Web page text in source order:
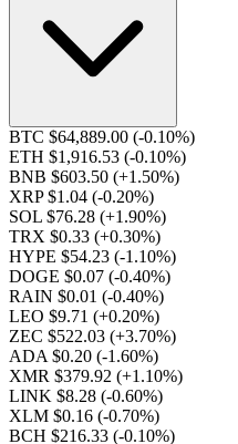
BTC $64,889.00 (-0.10%)
ETH $1,916.53 (-0.10%)
BNB $603.50 (+1.50%)
XRP $1.04 (-0.20%)
SOL $76.28 (+1.90%)
TRX $0.33 (+0.30%)
HYPE $54.23 (-1.10%)
DOGE $0.07 (-0.40%)
RAIN $0.01 (-0.40%)
LEO $9.71 (+0.20%)
ZEC $522.03 (+3.70%)
ADA $0.20 (-1.60%)
XMR $379.92 (+1.10%)
LINK $8.28 (-0.60%)
XLM $0.16 (-0.70%)
BCH $216.33 (-0.10%)